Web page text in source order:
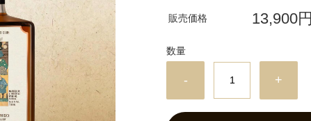
販売価格 13,900円
数量
- +